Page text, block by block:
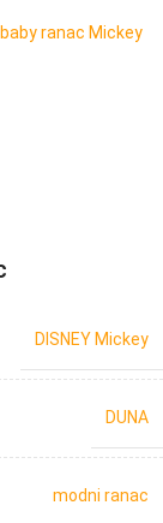
DISNEY Mickey
DUNA
modni ranac